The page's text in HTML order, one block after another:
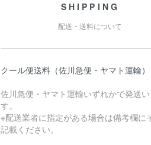
SHIPPING
配送・送料について
クール便送料（佐川急便・ヤマト運輸）
佐川急便・ヤマト運輸いずれかで発送い
す。
※配送業者に指定がある場合は備考欄に
記載ください。